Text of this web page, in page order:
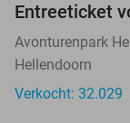
Entreeticket
Avonturenpark
Hellendoorn
Verkocht: 32.029